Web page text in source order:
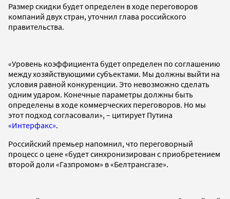
Размер скидки будет определен в ходе переговоров
компаний двух стран, уточнил глава российского
правительства.
«Уровень коэффициента будет определен по соглашению
между хозяйствующими субъектами. Мы должны выйти на
условия равной конкуренции. Это невозможно сделать
одним ударом. Конечные параметры должны быть
определены в ходе коммерческих переговоров. Но мы
этот подход согласовали», – цитирует Путина
«Интерфакс».
Российский премьер напомнил, что переговорный
процесс о цене «будет синхронизирован с приобретением
второй доли «Газпромом» в «Белтрансгазе».